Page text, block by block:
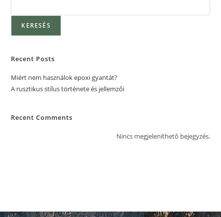
KERESÉS
Recent Posts
Miért nem használok epoxi gyantát?
A rusztikus stílus története és jellemzői
Recent Comments
Nincs megjeleníthető bejegyzés.